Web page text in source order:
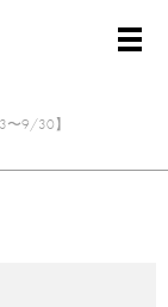
メ
〜9/30】